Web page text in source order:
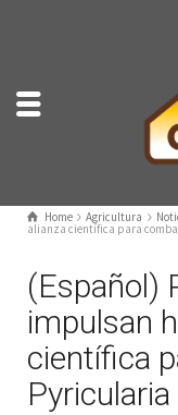
Home Agricultura
alianza científica para
(Español)
impulsan
científica